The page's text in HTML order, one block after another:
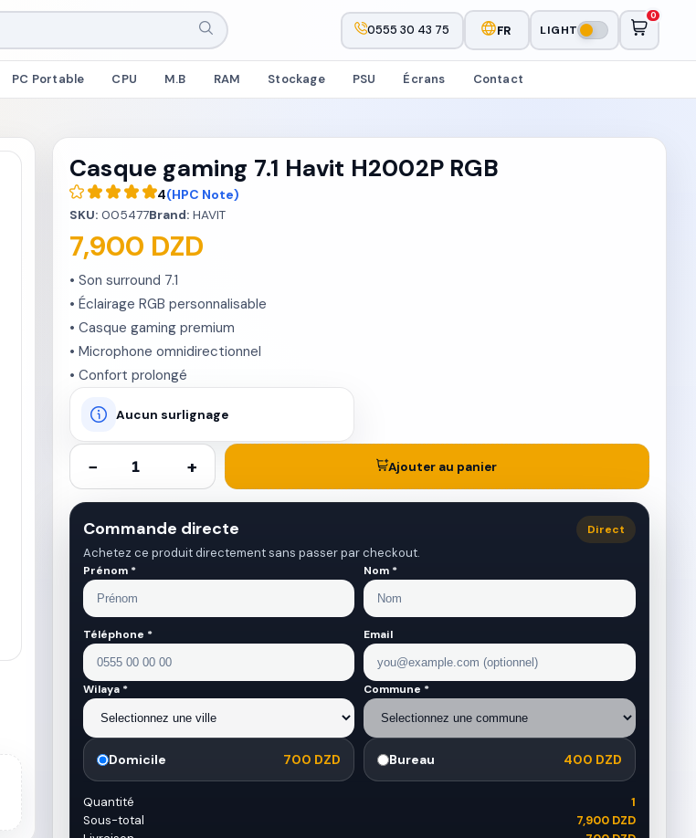
0555 30 43 75 FR LIGHT
0
PC Portable CPU M.B RAM Stockage PSU Écrans Contact
Casque gaming 7.1 Havit H2002P RGB
4(HPC Note)
SKU:005477Brand:HAVIT
7,900 DZD
• Son surround 7.1
• Éclairage RGB personnalisable
• Casque gaming premium
• Microphone omnidirectionnel
• Confort prolongé
Aucun surlignage
− + Ajouter au panier
Commande directe
Achetez ce produit directement sans passer par checkout.
Direct
Prénom * Nom *
Téléphone * Email
Wilaya * Commune *
Domicile 700 DZD Bureau 400 DZD
Quantité
1
Sous-total
7,900 DZD